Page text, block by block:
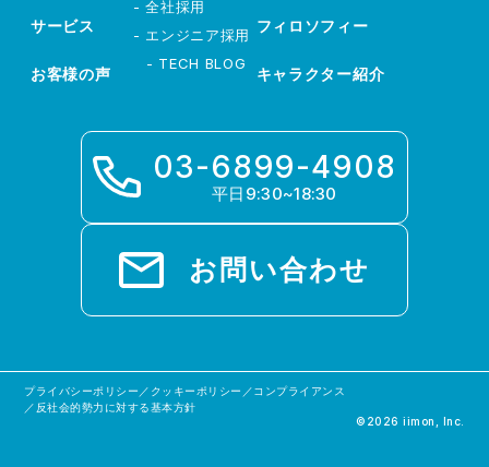
サービス
お客様の声
- 全社採用
- エンジニア採用
- TECH BLOG
フィロソフィー
キャラクター紹介
03-6899-4908
平日9:30~18:30
お問い合わせ
プライバシーポリシー ／ クッキーポリシー ／コンプライアンス
／ 反社会的勢力に対する基本方針
©2026 iimon, Inc.